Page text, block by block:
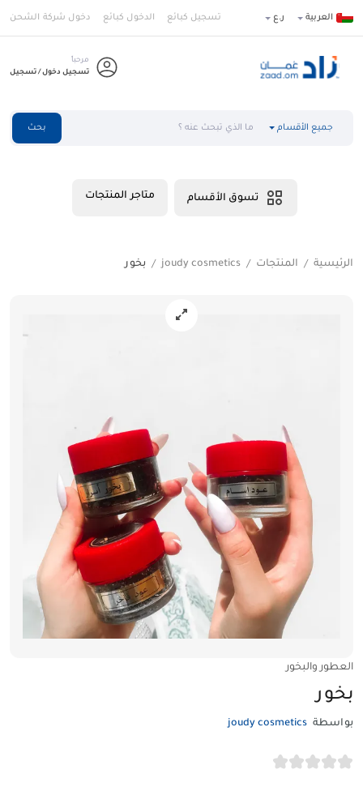
العربية ر.ع تسجيل كبائع الدخول كبائع دخول شركة الشحن
مرحباً
تسجيل دخول / تسجيل
جميع الأقسام بحث
تسوق الأقسام متاجر المنتجات
الرئيسية / المنتجات /
joudy cosmetics
/ بخور
العطور والبخور
بخور
بواسطة joudy cosmetics